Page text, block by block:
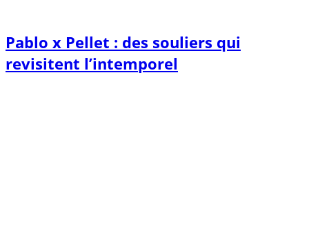
Pablo x Pellet : des souliers qui
revisitent l’intemporel